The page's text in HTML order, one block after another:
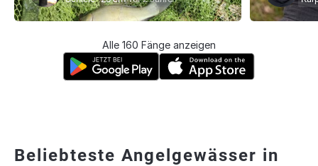
Alle 160 Fänge anzeigen
Beliebteste Angelgewässer in